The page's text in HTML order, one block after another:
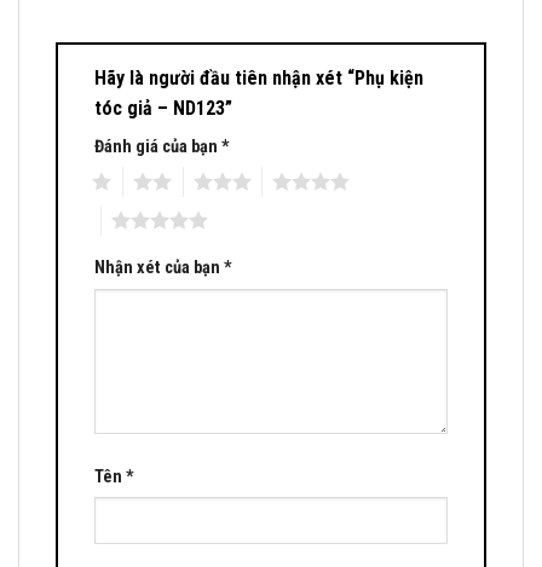
Hãy là người đầu tiên nhận xét “Phụ kiện
tóc giả – ND123”
Đánh giá của bạn *
Nhận xét của bạn *
Tên *